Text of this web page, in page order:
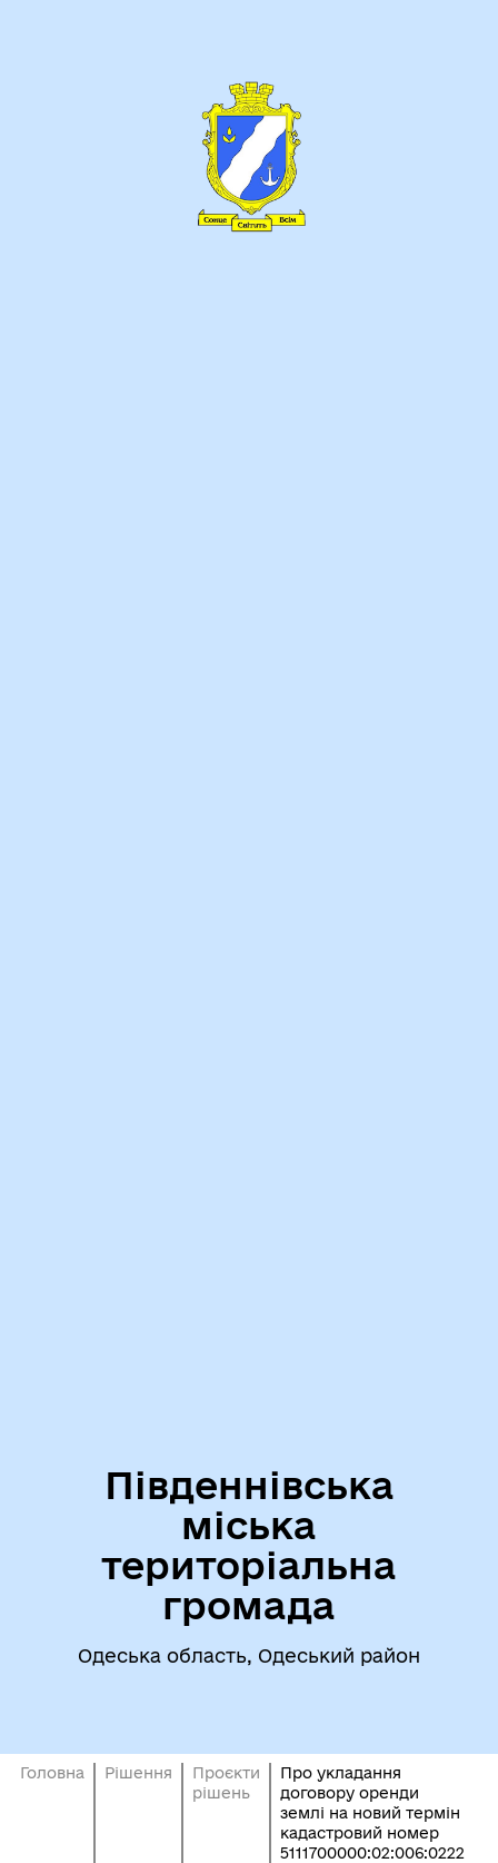
Південнівська
міська
територіальна
громада
Одеська область, Одеський район
Головна Рішення
Проєкти
рішень
Про укладання
договору оренди
землі на новий термін
кадастровий номер
5111700000:02:006:0222